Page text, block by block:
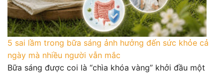
5 sai lầm trong bữa sáng ảnh hưởng đến sức khỏe cả
ngày mà nhiều người vẫn mắc
Bữa sáng được coi là “chìa khóa vàng” khởi đầu một